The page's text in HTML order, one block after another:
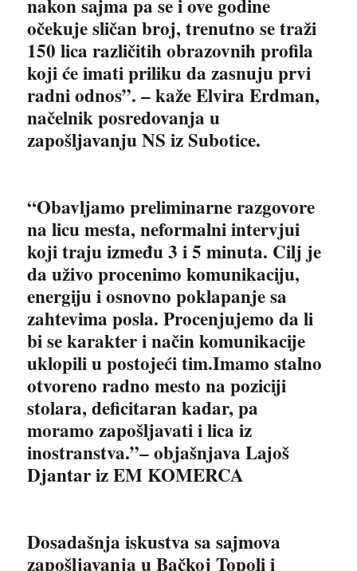
nakon sajma pa se i ove godine
očekuje sličan broj, trenutno se traži
150 lica različitih obrazovnih profila
koji će imati priliku da zasnuju prvi
radni odnos”. – kaže Elvira Erdman,
načelnik posredovanja u
zapošljavanju NS iz Subotice.
“Obavljamo preliminarne razgovore
na licu mesta, neformalni intervjui
koji traju između 3 i 5 minuta. Cilj je
da uživo procenimo komunikaciju,
energiju i osnovno poklapanje sa
zahtevima posla. Procenjujemo da li
bi se karakter i način komunikacije
uklopili u postojeći tim.Imamo stalno
otvoreno radno mesto na poziciji
stolara, deficitaran kadar, pa
moramo zapošljavati i lica iz
inostranstva.”– objašnjava Lajoš
Djantar iz EM KOMERCA
Dosadašnja iskustva sa sajmova
zapošljavanja u Bačkoj Topoli i